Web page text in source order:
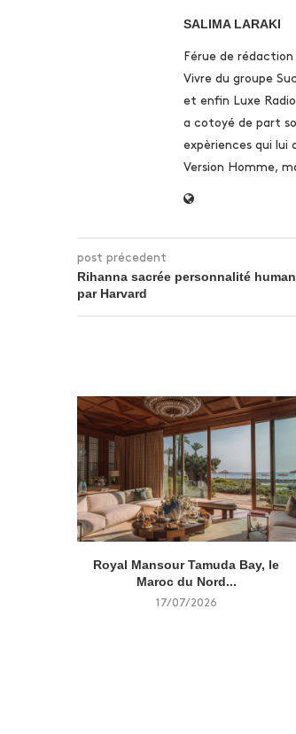
SALIMA LARAKI
Férue de
Vivre du groupe
et enfin Luxe
a cotoyé de part
expèriences qui lui
Version Homme,
post précedent
Rihanna sacrée personnalité
par Harvard
Royal Mansour Tamuda Bay, le
Maroc du Nord...
17/07/2026